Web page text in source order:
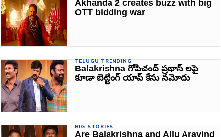
Akhanda 2 creates buzz with big
OTT bidding war
TELUGU TRENDING
Balakrishna గోపిచంద్ ప్రభాస్‌ లపై
కూడా బెట్టింగ్ యాప్ కేసు నమోదు
BIG STORIES
Are Balakrishna and Allu Aravind